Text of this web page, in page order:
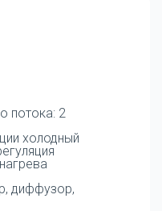
потока: 2
холодный
диффузор,